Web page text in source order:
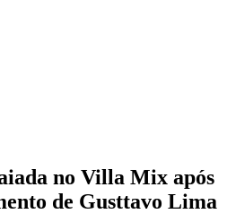
no Villa Mix após
de Gusttavo Lima